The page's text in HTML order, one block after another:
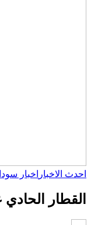
احدث الاخبار اخبار
القطار